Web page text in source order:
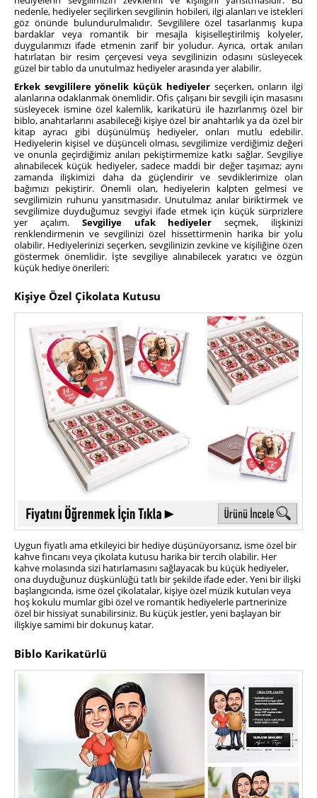
nedenle, hediyeler seçilirken sevgilinin hobileri, ilgi alanları ve istekleri
göz önünde bulundurulmalıdır. Sevgililere özel tasarlanmış kupa
bardaklar veya romantik bir mesajla kişiselleştirilmiş kolyeler,
duygularımızı ifade etmenin zarif bir yoludur. Ayrıca, ortak anıları
hatırlatan bir resim çerçevesi veya sevgilinizin odasını süsleyecek
güzel bir tablo da unutulmaz hediyeler arasında yer alabilir.
Erkek sevgililere yönelik küçük hediyelerseçerken, onların ilgi
alanlarına odaklanmak önemlidir. Ofis çalışanı bir sevgili için masasını
süsleyecek ismine özel kalemlik, karikatürü ile hazırlanmış özel bir
biblo, anahtarlarını asabileceği kişiye özel bir anahtarlık ya da özel bir
kitap ayracı gibi düşünülmüş hediyeler, onları mutlu edebilir.
Hediyelerin kişisel ve düşünceli olması, sevgilimize verdiğimiz değeri
ve onunla geçirdiğimiz anıları pekiştirmemize katkı sağlar. Sevgiliye
alınabilecek küçük hediyeler, sadece maddi bir değer taşımaz; aynı
zamanda ilişkimizi daha da güçlendirir ve sevdiklerimize olan
bağımızı pekiştirir. Önemli olan, hediyelerin kalpten gelmesi ve
sevgilimizin ruhunu yansıtmasıdır. Unutulmaz anılar biriktirmek ve
sevgilimize duyduğumuz sevgiyi ifade etmek için küçük sürprizlere
yer açalım. Sevgiliye ufak hediyeler seçmek, ilişkinizi
renklendirmenin ve sevgilinizi özel hissettirmenin harika bir yolu
olabilir. Hediyelerinizi seçerken, sevgilinizin zevkine ve kişiliğine özen
göstermek önemlidir. İşte sevgiliye alınabilecek yaratıcı ve özgün
küçük hediye önerileri:
Kişiye Özel Çikolata Kutusu
Uygun fiyatlı ama etkileyici bir hediye düşünüyorsanız, isme özel bir
kahve fincanı veya çikolata kutusu harika bir tercih olabilir. Her
kahve molasında sizi hatırlamasını sağlayacak bu küçük hediyeler,
ona duyduğunuz düşkünlüğü tatlı bir şekilde ifade eder. Yeni bir ilişki
başlangıcında, isme özel çikolatalar, kişiye özel müzik kutuları veya
hoş kokulu mumlar gibi özel ve romantik hediyelerle partnerinize
özel bir hissiyat sunabilirsiniz. Bu küçük jestler, yeni başlayan bir
ilişkiye samimi bir dokunuş katar.
Biblo Karikatürlü